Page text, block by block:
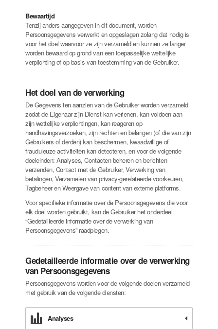
Bewaartijd
Tenzij anders aangegeven in dit document, worden
Persoonsgegevens verwerkt en opgeslagen zolang dat nodig is
voor het doel waarvoor ze zijn verzameld en kunnen ze langer
worden bewaard op grond van een toepasselijke wettelijke
verplichting of op basis van toestemming van de Gebruiker.
Het doel van de verwerking
De Gegevens ten aanzien van de Gebruiker worden verzameld
zodat de Eigenaar zijn Dienst kan verlenen, kan voldoen aan
zijn wettelijke verplichtingen, kan reageren op
handhavingsverzoeken, zijn rechten en belangen (of die van zijn
Gebruikers of derden) kan beschermen, kwaadwillige of
frauduleuze activiteiten kan detecteren, en voor de volgende
doeleinden: Analyses, Contacten beheren en berichten
verzenden, Contact met de Gebruiker, Verwerking van
betalingen, Verzamelen van privacy-gerelateerde voorkeuren,
Tagbeheer en Weergave van content van externe platforms.
Voor specifieke informatie over de Persoonsgegevens die voor
elk doel worden gebruikt, kan de Gebruiker het onderdeel
“Gedetailleerde informatie over de verwerking van
Persoonsgegevens” raadplegen.
Gedetailleerde informatie over de verwerking
van Persoonsgegevens
Persoonsgegevens worden voor de volgende doelen verzameld
met gebruik van de volgende diensten:
Analyses